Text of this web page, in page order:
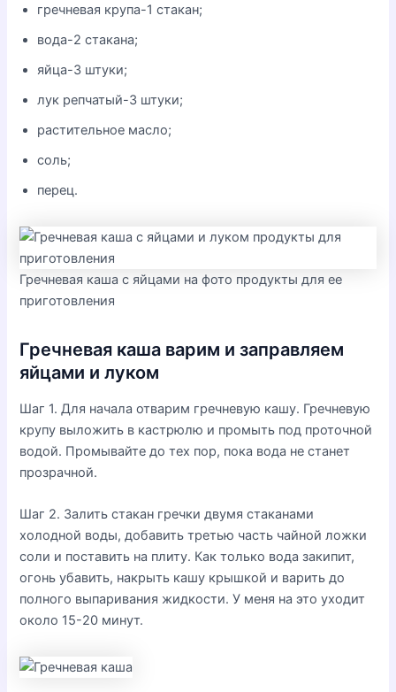
гречневая крупа-1 стакан;
вода-2 стакана;
яйца-3 штуки;
лук репчатый-3 штуки;
растительное масло;
соль;
перец.
Гречневая каша с яйцами на фото продукты для ее
приготовления
Гречневая каша варим и заправляем
яйцами и луком
Шаг 1. Для начала отварим гречневую кашу. Гречневую
крупу выложить в кастрюлю и промыть под проточной
водой. Промывайте до тех пор, пока вода не станет
прозрачной.
Шаг 2. Залить стакан гречки двумя стаканами
холодной воды, добавить третью часть чайной ложки
соли и поставить на плиту. Как только вода закипит,
огонь убавить, накрыть кашу крышкой и варить до
полного выпаривания жидкости. У меня на это уходит
около 15-20 минут.